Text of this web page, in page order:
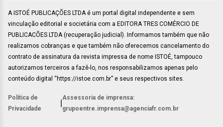
A ISTOÉ PUBLICAÇÕES LTDA é um portal digital independente e sem
vinculação editorial e societária com a EDITORA TRES COMÉRCIO DE
PUBLICACÕES LTDA (recuperação judicial). Informamos também que não
realizamos cobranças e que também não oferecemos cancelamento do
contrato de assinatura da revista impressa de nome ISTOÉ, tampouco
autorizamos terceiros a fazê-lo, nos responsabilizamos apenas pelo
conteúdo digital “https://istoe.com.br” e seus respectivos sites.
Política de
Privacidade
Assessoria de imprensa:
grupoentre.imprensa@agenciafr.com.br